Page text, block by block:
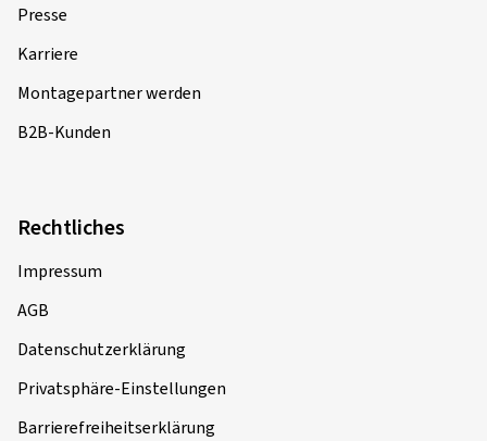
Presse
Karriere
Montagepartner werden
B2B-Kunden
Rechtliches
Impressum
AGB
Datenschutzerklärung
Privatsphäre-Einstellungen
Barrierefreiheitserklärung